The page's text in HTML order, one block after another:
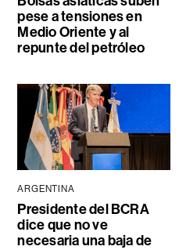
pese a tensiones en
Medio Oriente y al
repunte del petróleo
ARGENTINA
Presidente del BCRA
dice que no ve
necesaria una baja de